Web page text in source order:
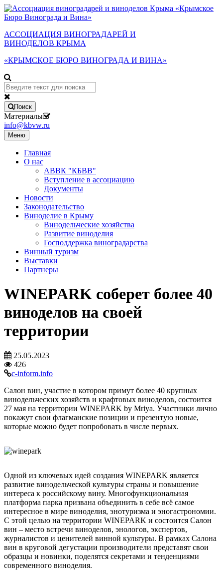
АССОЦИАЦИЯ ВИНОГРАДАРЕЙ И
ВИНОДЕЛОВ КРЫМА
«КРЫМСКОЕ БЮРО ВИНОГРАДА И ВИНА»
Поиск
Материалы
info@kbvw.ru
Меню
Главная
О нас
АВВК "КБВВ"
Вступление в ассоциацию
Документы
Новости
Законодательство
Виноделие в Крыму
Винодельческие хозяйства
Развитие виноделия
Господдержка виноградарства
Винный туризм
Выставки
Партнеры
WINEPARK соберет более 40
виноделов на своей
территории
25.05.2023
426
c-inform.info
Салон вин, участие в котором примут более 40 крупных
винодельческих хозяйств и крафтовых виноделов, состоится
27 мая на территории WINEPARK by Mriya. Участники лично
покажут свои флагманские позиции и презентую новые,
которые можно будет попробовать в числе первых.
Одной из ключевых идей создания WINEPARK является
развитие винодельческой культуры страны и повышение
интереса к российскому вину. Многофункциональная
платформа парка призвана объединить в себе всё самое
интересное в мире виноделия, энотуризма и эногастрономии.
С этой целью на территории WINEPARK и состоится Салон
вин – место встречи виноделов, энологов, экспертов,
журналистов и ценителей винной культуры. В рамках Салона
вин в круговой дегустации производители представят свои
образцы и новинки, поделятся секретами и тенденциями
современного виноделия.